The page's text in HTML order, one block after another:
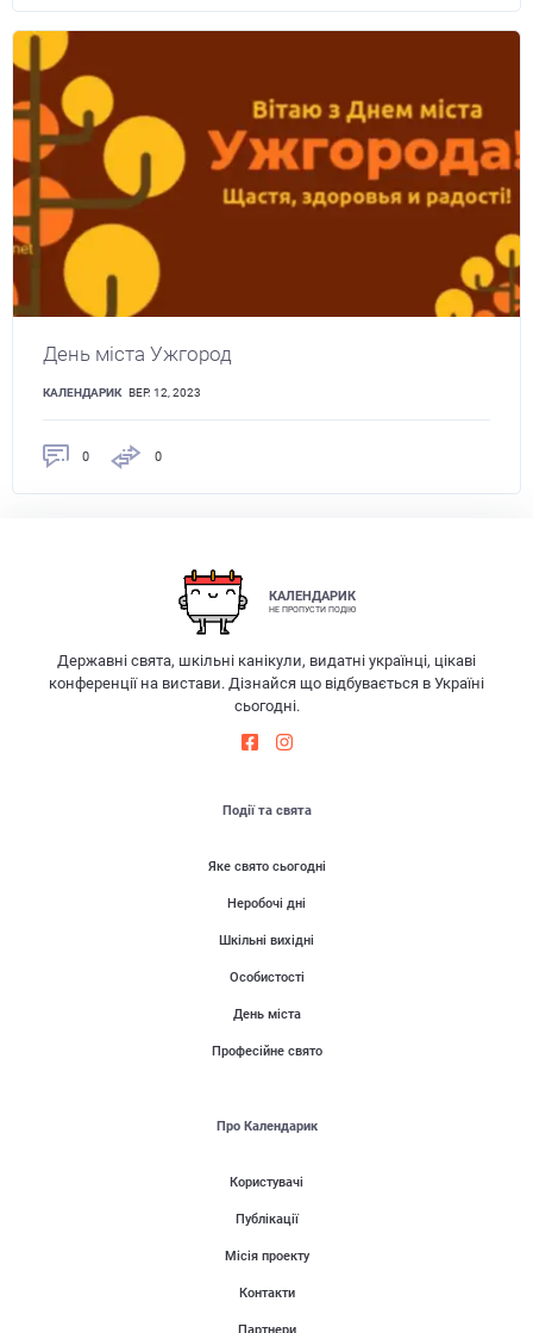
День міста Ужгород
КАЛЕНДАРИК ВЕР. 12, 2023
0 0
КАЛЕНДАРИК
НЕ ПРОПУСТИ ПОДІЮ
Державні свята, шкільні канікули, видатні українці, цікаві
конференції на вистави. Дізнайся що відбувається в Україні
сьогодні.
Події та свята
Яке свято сьогодні
Неробочі дні
Шкільні вихідні
Особистості
День міста
Професійне свято
Про Календарик
Користувачі
Публікації
Місія проекту
Контакти